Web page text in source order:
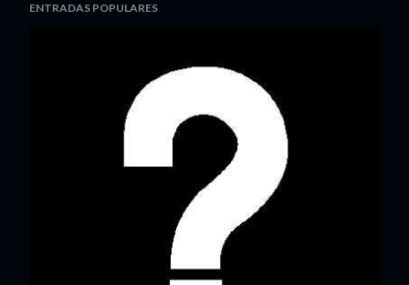
ENTRADAS POPULARES